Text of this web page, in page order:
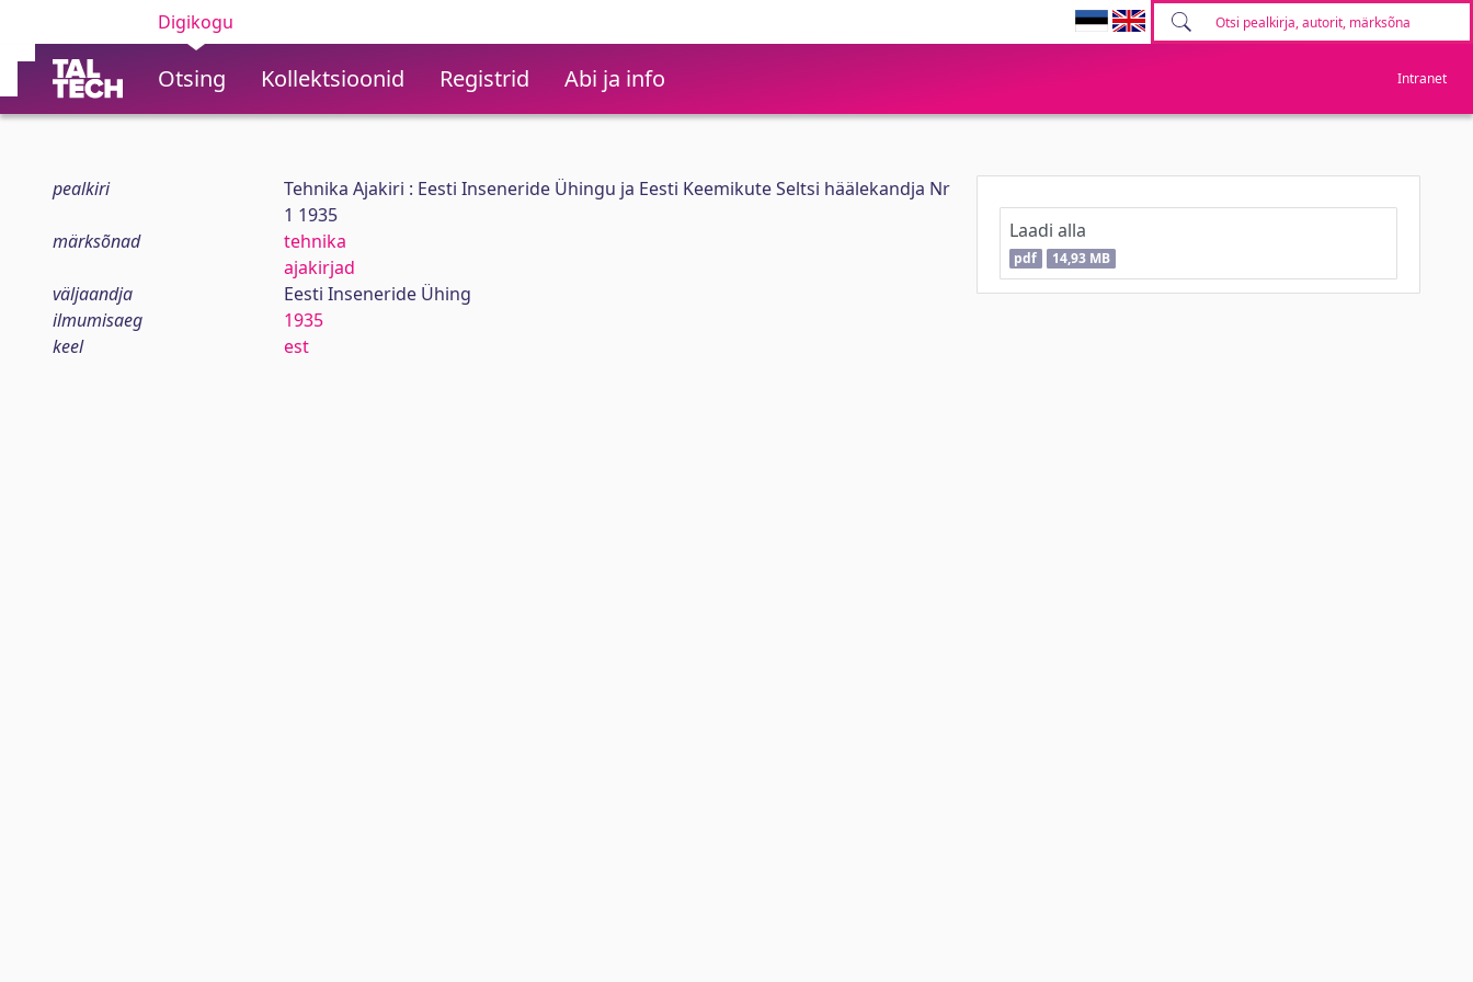
Digikogu
Otsing Kollektsioonid Registrid Abi ja info Intranet
pealkiri
Tehnika Ajakiri : Eesti Inseneride Ühingu ja Eesti Keemikute Seltsi häälekandja Nr
1 1935
märksõnad
tehnika
ajakirjad
väljaandja
Eesti Inseneride Ühing
ilmumisaeg
1935
keel
est
Laadi alla
pdf 14,93 MB